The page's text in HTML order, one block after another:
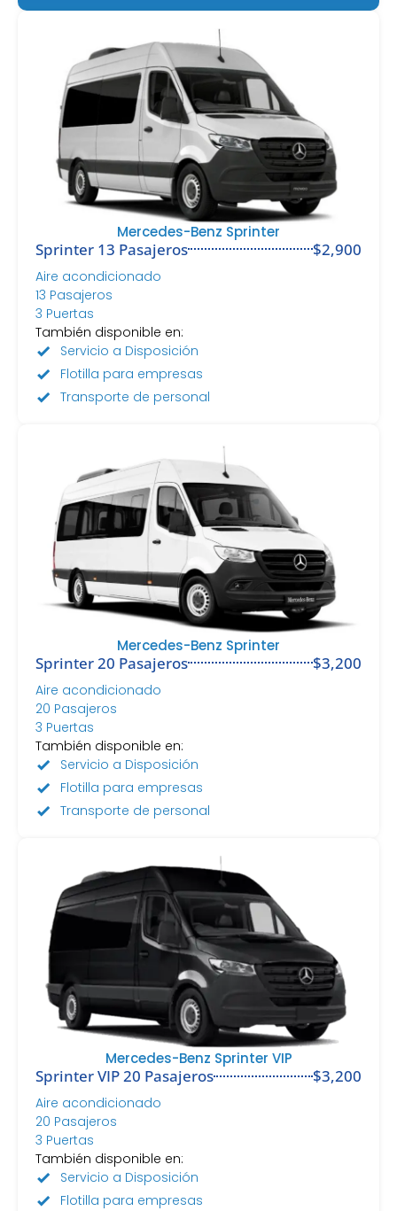
Mercedes-Benz Sprinter
Sprinter 13 Pasajeros $2,900
Aire acondicionado
13 Pasajeros
3 Puertas
También disponible en:
Servicio a Disposición
Flotilla para empresas
Transporte de personal
Mercedes-Benz Sprinter
Sprinter 20 Pasajeros $3,200
Aire acondicionado
20 Pasajeros
3 Puertas
También disponible en:
Servicio a Disposición
Flotilla para empresas
Transporte de personal
Mercedes-Benz Sprinter VIP
Sprinter VIP 20 Pasajeros $3,200
Aire acondicionado
20 Pasajeros
3 Puertas
También disponible en:
Servicio a Disposición
Flotilla para empresas